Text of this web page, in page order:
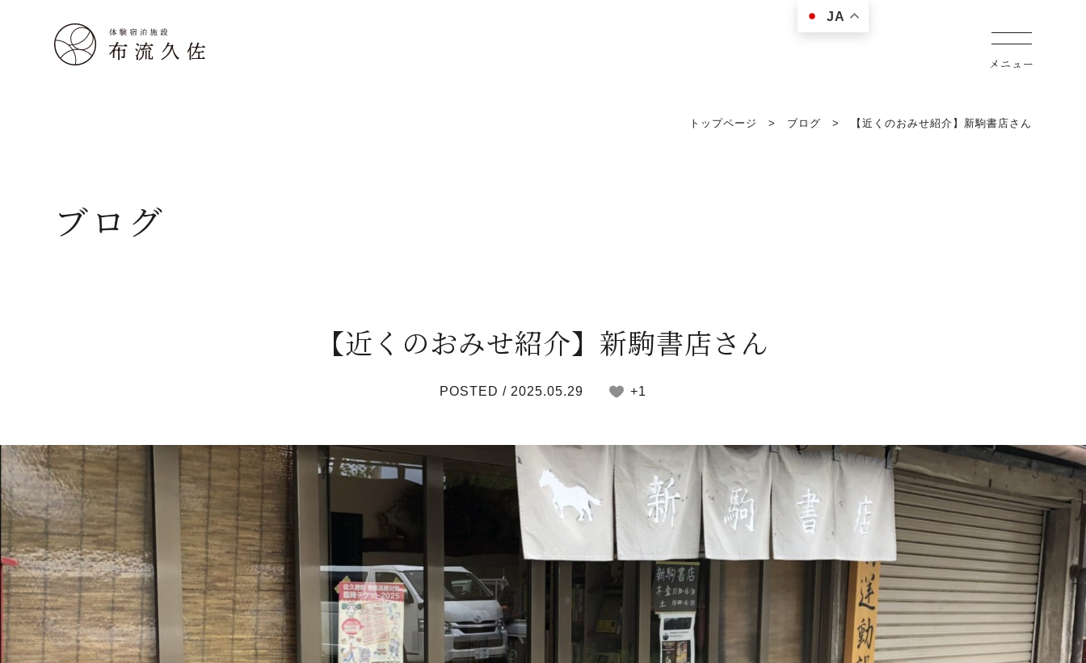
トップページ > ブログ > 【近くのおみせ紹介】新駒書店さん
ブログ
【近くのおみせ紹介】新駒書店さん
POSTED / 2025.05.29 +1
JA